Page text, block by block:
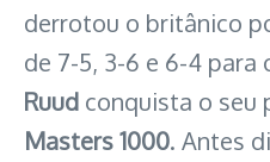
derrotou o britânico
de 7-5, 3-6 e 6-4 para
Ruud conquista o seu
Masters 1000. Antes